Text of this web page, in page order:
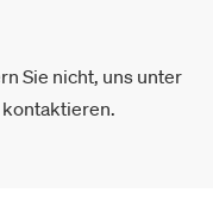
Sie nicht, uns unter